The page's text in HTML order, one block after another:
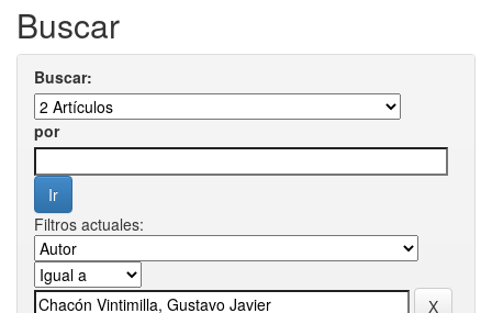
Buscar
Buscar:
por
Filtros actuales: